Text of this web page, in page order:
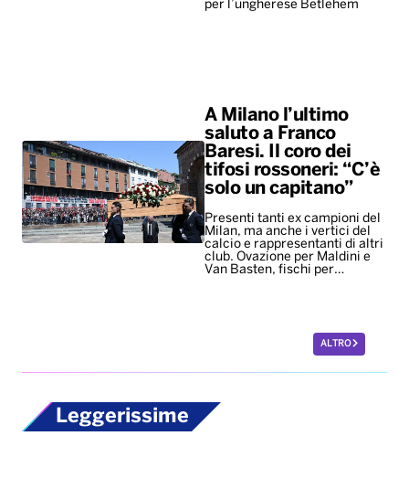
per l’ungherese Betlehem
A Milano l’ultimo
saluto a Franco
Baresi. Il coro dei
tifosi rossoneri: “C’è
solo un capitano”
Presenti tanti ex campioni del
Milan, ma anche i vertici del
calcio e rappresentanti di altri
club. Ovazione per Maldini e
Van Basten, fischi per…
ALTRO
Leggerissime